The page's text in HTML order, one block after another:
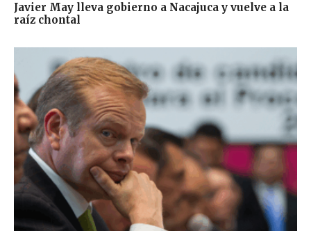
Javier May lleva gobierno a Nacajuca y vuelve a la
raíz chontal